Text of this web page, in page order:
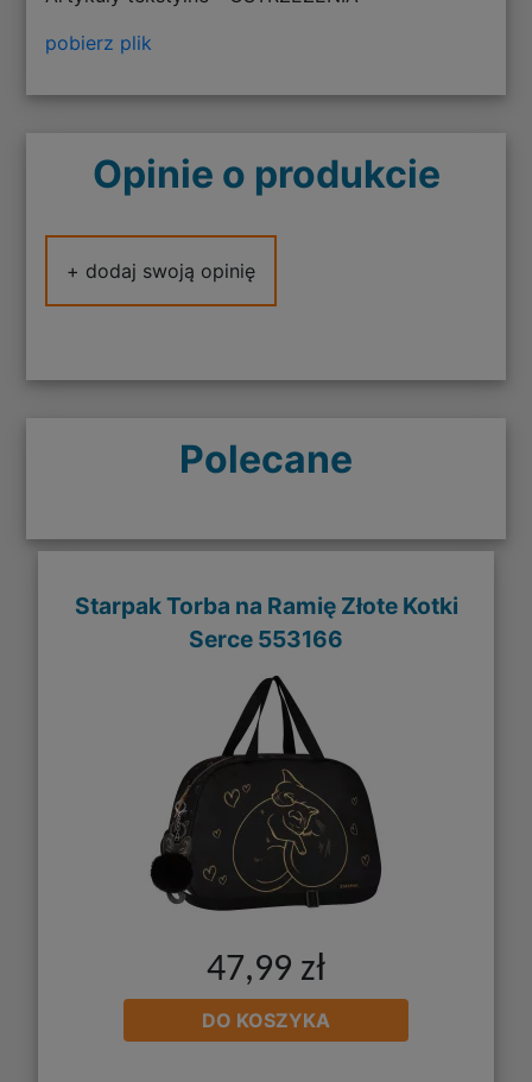
pobierz plik
Opinie o produkcie
+ dodaj swoją opinię
Polecane
Starpak Torba na Ramię Złote Kotki
Serce 553166
47,99 zł
DO KOSZYKA